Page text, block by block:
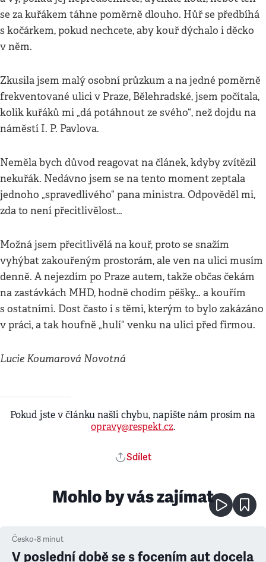
se za kuřákem táhne poměrně dlouho. Hůř se předbíhá
s kočárkem, pokud nechcete, aby kouř dýchalo i děcko
v něm.
Zkusila jsem malý osobní průzkum a na jedné poměrně
frekventované ulici v Praze, Bělehradské, jsem počítala,
kolik kuřáků mi „dá potáhnout ze svého“, než dojdu na
náměstí I. P. Pavlova.
Neměla bych důvod reagovat na článek, kdyby zvítězil
nekuřák. Nedávno jsem se na tento moment zeptala
jednoho „spravedlivého“ pana ministra. Odpověděl mi,
zda to není přecitlivělost…
Možná jsem přecitlivělá na kouř, proto se snažím
vyhýbat zakouřeným prostorám, ale ven na ulici musím
denně. A nejezdím po Praze autem, takže občas čekám
na zastávkách MHD, hodně chodím pěšky… a kouřím
s ostatními. Dost často i s těmi, kterým to bylo zakázáno
v práci, a tak houfně „hulí“ venku na ulici před firmou.
Lucie Koumarová Novotná
Pokud jste v článku našli chybu, napište nám prosím na
opravy@respekt.cz.
Sdílet
Mohlo by vás zajímat
Česko•8 minut
V poslední době se s focením aut docela